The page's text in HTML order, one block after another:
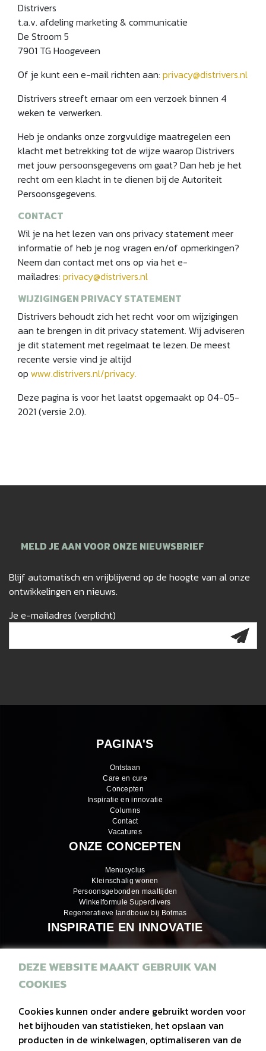
Distrivers
t.a.v. afdeling marketing & communicatie
De Stroom 5
7901 TG Hoogeveen
Of je kunt een e-mail richten aan: privacy@distrivers.nl
Distrivers streeft ernaar om een verzoek binnen 4
weken te verwerken.
Heb je ondanks onze zorgvuldige maatregelen een
klacht met betrekking tot de wijze waarop Distrivers
met jouw persoonsgegevens om gaat? Dan heb je het
recht om een klacht in te dienen bij de Autoriteit
Persoonsgegevens.
CONTACT
Wil je na het lezen van ons privacy statement meer
informatie of heb je nog vragen en/of opmerkingen?
Neem dan contact met ons op via het e-
mailadres: privacy@distrivers.nl
WIJZIGINGEN PRIVACY STATEMENT
Distrivers behoudt zich het recht voor om wijzigingen
aan te brengen in dit privacy statement. Wij adviseren
je dit statement met regelmaat te lezen. De meest
recente versie vind je altijd
op www.distrivers.nl/privacy.
Deze pagina is voor het laatst opgemaakt op 04-05-
2021 (versie 2.0).
MELD JE AAN VOOR ONZE NIEUWSBRIEF
Blijf automatisch en vrijblijvend op de hoogte van al onze
ontwikkelingen en nieuws.
Je e-mailadres (verplicht)
PAGINA'S
Ontstaan
Care en cure
Concepten
Inspiratie en innovatie
Columns
Contact
Vacatures
ONZE CONCEPTEN
Menucyclus
Kleinschalig wonen
Persoonsgebonden maaltijden
Winkelformule Superdivers
Regeneratieve landbouw bij Botmas
INSPIRATIE EN INNOVATIE
Inspiratiemagazines
Duurzaam
DEZE WEBSITE MAAKT GEBRUIK VAN
COOKIES
Cookies kunnen onder andere gebruikt worden voor
het bijhouden van statistieken, het opslaan van
producten in de winkelwagen, optimaliseren van de